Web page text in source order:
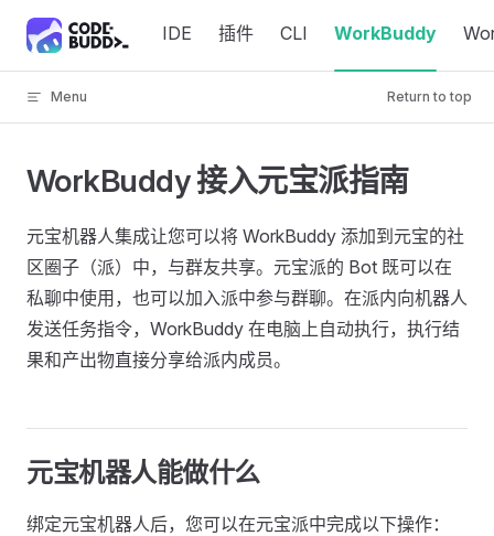
Skip to content IDE 插件 CLI WorkBuddy
Menu Return to top
WorkBuddy 接入元宝派指南
元宝机器人集成让您可以将 WorkBuddy 添加到元宝的社
区圈子（派）中，与群友共享。元宝派的 Bot 既可以在
私聊中使用，也可以加入派中参与群聊。在派内向机器人
发送任务指令，WorkBuddy 在电脑上自动执行，执行结
果和产出物直接分享给派内成员。
元宝机器人能做什么
绑定元宝机器人后，您可以在元宝派中完成以下操作：